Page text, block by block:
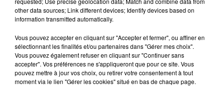
FIL D'ACTU
other data sources; Link different devices; Identify devices based on
information transmitted automatically.
Vous pouvez accepter en cliquant sur "Accepter et fermer", ou affiner en
sélectionnant les finalités et/ou partenaires dans "Gérer mes choix".
Vous pouvez également refuser en cliquant sur "Continuer sans
accepter". Vos préférences ne s'appliqueront que pour ce site. Vous
pouvez mettre à jour vos choix, ou retirer votre consentement à tout
moment via le lien "Gérer les cookies" situé en bas de chaque page.